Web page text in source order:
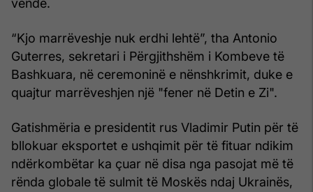
vende.
“Kjo marrëveshje nuk erdhi lehtë”, tha Antonio
Guterres, sekretari i Përgjithshëm i Kombeve të
Bashkuara, në ceremoninë e nënshkrimit, duke e
quajtur marrëveshjen një "fener në Detin e Zi".
Gatishmëria e presidentit rus Vladimir Putin për të
bllokuar eksportet e ushqimit për të fituar ndikim
ndërkombëtar ka çuar në disa nga pasojat më të
rënda globale të sulmit të Moskës ndaj Ukrainës,